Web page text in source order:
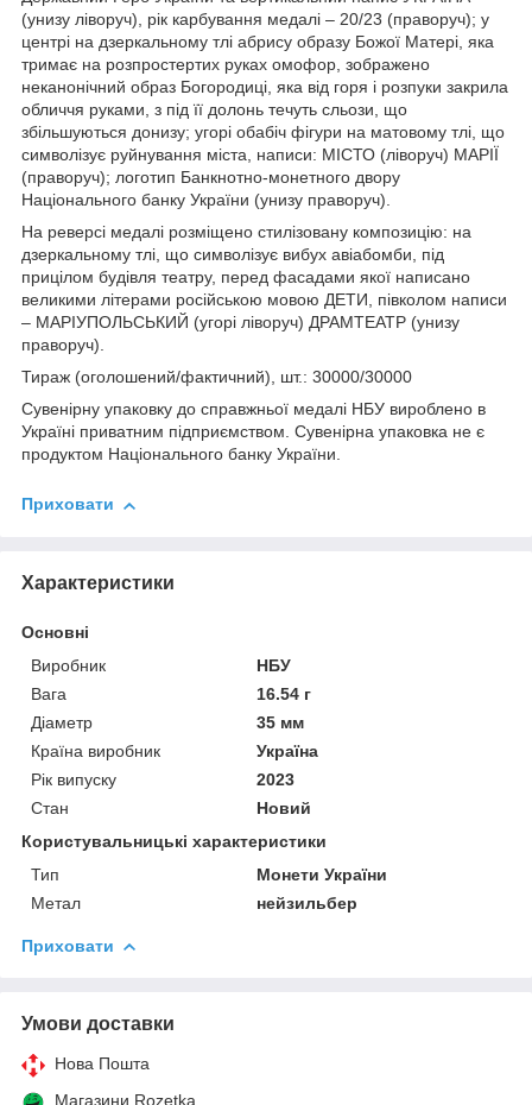
(унизу ліворуч), рік карбування медалі – 20/23 (праворуч); у
центрі на дзеркальному тлі абрису образу Божої Матері, яка
тримає на розпростертих руках омофор, зображено
неканонічний образ Богородиці, яка від горя і розпуки закрила
обличчя руками, з під її долонь течуть сльози, що
збільшуються донизу; угорі обабіч фігури на матовому тлі, що
символізує руйнування міста, написи: МІСТО (ліворуч) МАРІЇ
(праворуч); логотип Банкнотно-монетного двору
Національного банку України (унизу праворуч).
На реверсі медалі розміщено стилізовану композицію: на
дзеркальному тлі, що символізує вибух авіабомби, під
прицілом будівля театру, перед фасадами якої написано
великими літерами російською мовою ДЕТИ, півколом написи
– МАРІУПОЛЬСЬКИЙ (угорі ліворуч) ДРАМТЕАТР (унизу
праворуч).
Тираж (оголошений/фактичний), шт.: 30000/30000
Сувенірну упаковку до справжньої медалі НБУ вироблено в
Україні приватним підприємством. Сувенірна упаковка не є
продуктом Національного банку України.
Приховати
Характеристики
Основні
Виробник
НБУ
Вага
16.54 г
Діаметр
35 мм
Країна виробник
Україна
Рік випуску
2023
Стан
Новий
Користувальницькі характеристики
Тип
Монети України
Метал
нейзильбер
Приховати
Умови доставки
Нова Пошта
Магазини Rozetka